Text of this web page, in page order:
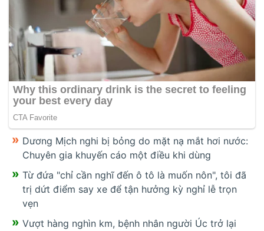
Dương Mịch nghi bị bỏng do mặt nạ mắt hơi nước:
Chuyên gia khuyến cáo một điều khi dùng
Từ đứa "chỉ cần nghĩ đến ô tô là muốn nôn", tôi đã
trị dứt điểm say xe để tận hưởng kỳ nghỉ lễ trọn
vẹn
Vượt hàng nghìn km, bệnh nhân người Úc trở lại